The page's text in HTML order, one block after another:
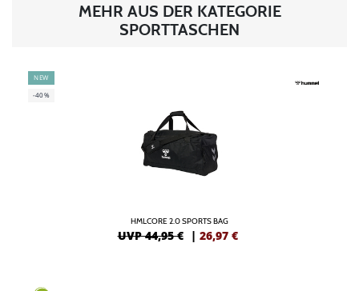
MEHR AUS DER KATEGORIE
SPORTTASCHEN
NEW
-40%
HMLCORE 2.0 SPORTS BAG
UVP 44,95 € | 26,97 €